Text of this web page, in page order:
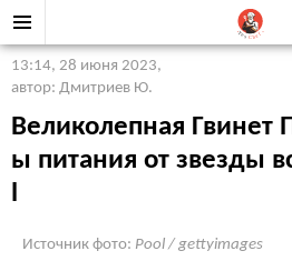
13:14, 28 июня 2023,
автор: Дмитриев Ю.
Великолепная Гвинет
ы питания от звезды
l
Источник фото: Pool / gettyimages